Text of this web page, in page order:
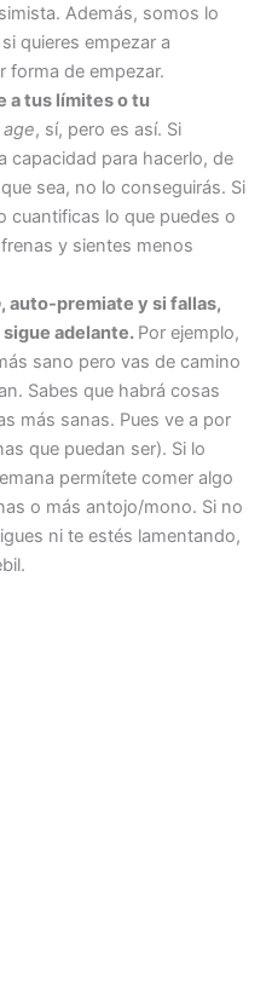
Además, somos lo
quieres empezar a
forma de empezar.
a tus límites o tu
, sí, pero es así. Si
capacidad para hacerlo, de
sea, no lo conseguirás. Si
cuantificas lo que puedes o
y sientes menos
, auto-premiate y si fallas,
adelante. Por ejemplo,
sano pero vas de camino
Sabes que habrá cosas
más sanas. Pues ve a por
que puedan ser). Si lo
permítete comer algo
o más antojo/mono. Si no
ni te estés lamentando,